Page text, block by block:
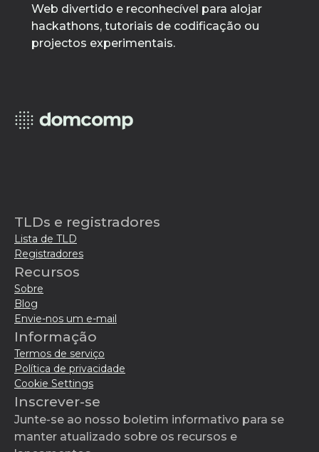
Web divertido e reconhecível para alojar
hackathons, tutoriais de codificação ou
projectos experimentais.
TLDs e registradores
Lista de TLD
Registradores
Recursos
Sobre
Blog
Envie-nos um e-mail
Informação
Termos de serviço
Política de privacidade
Cookie Settings
Inscrever-se
Junte-se ao nosso boletim informativo para se
manter atualizado sobre os recursos e